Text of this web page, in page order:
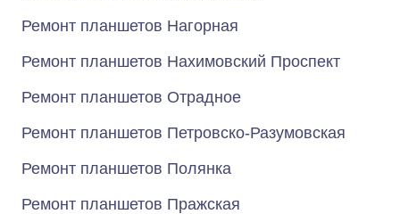
Ремонт планшетов Нагорная
Ремонт планшетов Нахимовский Проспект
Ремонт планшетов Отрадное
Ремонт планшетов Петровско-Разумовская
Ремонт планшетов Полянка
Ремонт планшетов Пражская